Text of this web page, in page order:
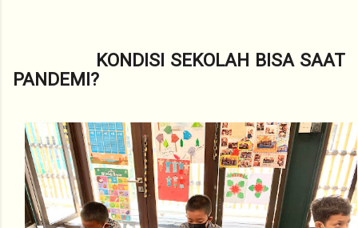
KONDISI SEKOLAH BISA SAAT
PANDEMI?